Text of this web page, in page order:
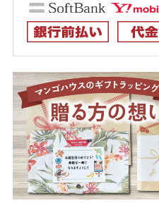
在庫切れ
M
在庫数1
L
在庫切れ
LL
在庫切れ
3L
在庫切れ